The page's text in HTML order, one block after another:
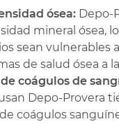
ósea: Depo-
mineral ósea,
sean vulnerables
de salud ósea a
coágulos de
Depo-Provera
coágulos